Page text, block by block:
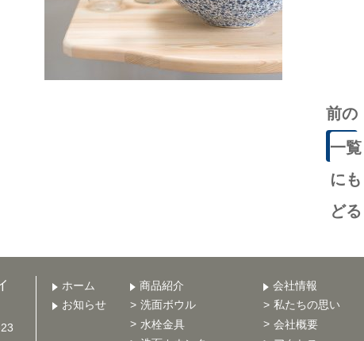
前の
記事
一覧
にも
どる
ホーム
お知らせ
商品紹介
洗面ボウル
水栓金具
会社情報
私たちの思い
会社概要